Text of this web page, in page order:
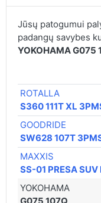
Jūsų patogumui
padangų savybes
YOKOHAMA G075
ROTALLA
S360 111T XL
GOODRIDE
SW628 107T
MAXXIS
SS-01 PRESA SUV
YOKOHAMA
G075 107Q